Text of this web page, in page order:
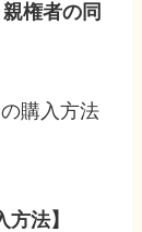
親権者の同
購入方法
法】